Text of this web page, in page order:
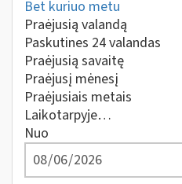
Bet kuriuo metu
Praėjusią valandą
Paskutines 24 valandas
Praėjusią savaitę
Praėjusį mėnesį
Praėjusiais metais
Laikotarpyje…
Nuo